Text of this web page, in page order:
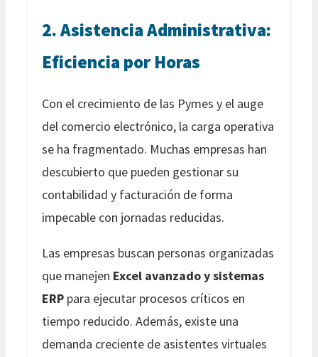
2. Asistencia Administrativa:
Eficiencia por Horas
Con el crecimiento de las Pymes y el auge
del comercio electrónico, la carga operativa
se ha fragmentado. Muchas empresas han
descubierto que pueden gestionar su
contabilidad y facturación de forma
impecable con jornadas reducidas.
Las empresas buscan personas organizadas
que manejen Excel avanzado y sistemas
ERP para ejecutar procesos críticos en
tiempo reducido. Además, existe una
demanda creciente de asistentes virtuales